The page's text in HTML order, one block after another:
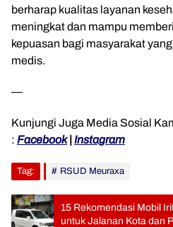
berharap kualitas layanan
meningkat dan mampu
kepuasan bagi masyarakat
medis.
—
Kunjungi Juga Media Sosial
: Facebook| Instagram
Tag: RSUD Meuraxa
15 Rekomendasi Mobil
untuk Jalanan Kota dan